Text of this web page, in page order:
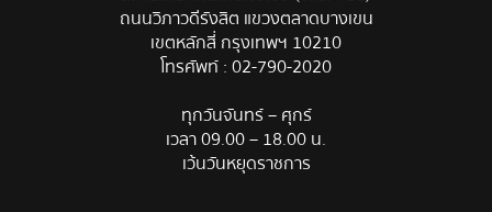
ถนนวิภาวดีรังสิต แขวงตลาดบางเขน
เขตหลักสี่ กรุงเทพฯ 10210
โทรศัพท์ :02-790-2020
ทุกวันจันทร์ – ศุกร์
เวลา 09.00 – 18.00 น.
เว้นวันหยุดราชการ